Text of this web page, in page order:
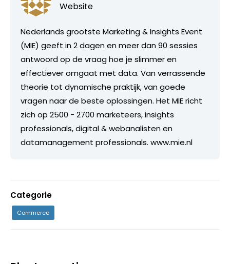
Website
Nederlands grootste Marketing & Insights Event
(MIE) geeft in 2 dagen en meer dan 90 sessies
antwoord op de vraag hoe je slimmer en
effectiever omgaat met data. Van verrassende
theorie tot dynamische praktijk, van goede
vragen naar de beste oplossingen. Het MIE richt
zich op 2500 - 2700 marketeers, insights
professionals, digital & webanalisten en
datamanagement professionals. www.mie.nl
Categorie
Commerce